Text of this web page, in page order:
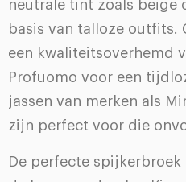
neutrale tint zoals
basis van talloze outfits.
een kwaliteitsoverhemd
Profuomo voor een
jassen van merken als
zijn perfect voor die
De perfecte